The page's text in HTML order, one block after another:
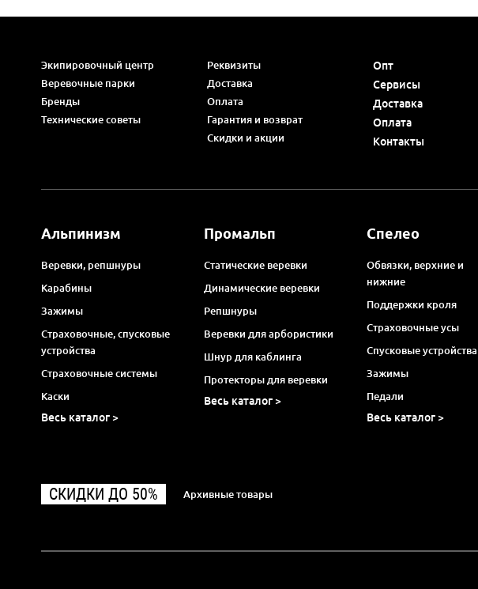
Экипировочный центр
Веревочные парки
Бренды
Технические советы
Реквизиты
Доставка
Оплата
Гарантия и возврат
Скидки и акции
Опт
Сервисы
Доставка
Оплата
Контакты
Альпинизм
Веревки, репшнуры
Карабины
Зажимы
Страховочные, спусковые
устройства
Страховочные системы
Каски
Весь каталог >
Промальп
Статические веревки
Динамические веревки
Репшнуры
Веревки для арбористики
Шнур для каблинга
Протекторы для веревки
Весь каталог >
Спелео
Обвязки, верхние и
нижние
Поддержки кроля
Страховочные усы
Спусковые устройства
Зажимы
Педали
Весь каталог >
СКИДКИ ДО 50% Архивные товары